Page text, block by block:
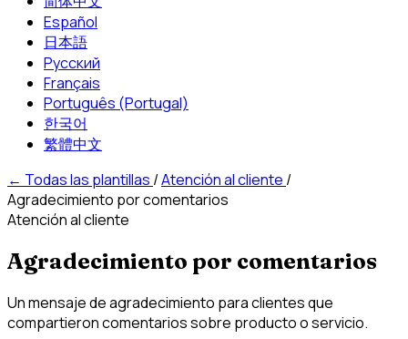
Español
日本語
Русский
Français
Português (Portugal)
한국어
繁體中文
← Todas las plantillas /Atención al cliente /
Agradecimiento por comentarios
Atención al cliente
Agradecimiento por comentarios
Un mensaje de agradecimiento para clientes que
compartieron comentarios sobre producto o servicio.